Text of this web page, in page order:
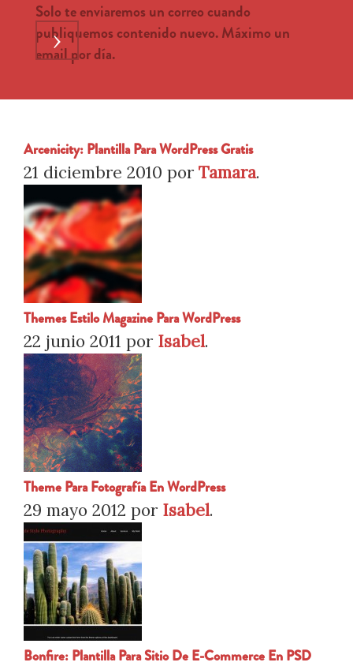
Solo te enviaremos un correo cuando
publiquemos contenido nuevo. Máximo un
email por día.
›
Arcenicity: Plantilla Para WordPress Gratis
21 diciembre 2010 por Tamara.
Themes Estilo Magazine Para WordPress
22 junio 2011 por Isabel.
Theme Para Fotografía En WordPress
29 mayo 2012 por Isabel.
Bonfire: Plantilla Para Sitio De E-Commerce En PSD